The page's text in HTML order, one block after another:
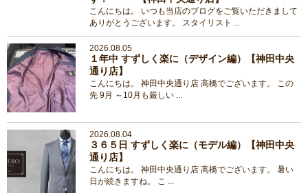
こんにちは。 いつも当店のブログをご覧いただきまして
ありがとうございます。 スタイリスト ...
2026.08.05
１年中 すずしく楽に（デザイン編）【神田中央
通り店】
こんにちは。 神田中央通り店 高橋でございます。 この
先 9月 ～10月も厳しい ...
2026.08.04
３６５日 すずしく楽に（モデル編）【神田中央
通り店】
こんにちは。 神田中央通り店 高橋でございます。 暑い
日が続きますね。 こ ...